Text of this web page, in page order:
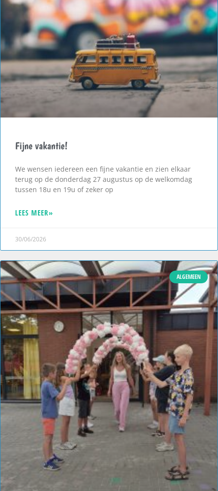
Fijne vakantie!
We wensen iedereen een fijne vakantie en zien elkaar
terug op de donderdag 27 augustus op de welkomdag
tussen 18u en 19u of zeker op
LEES MEER»
30/06/2026
ALGEMEEN